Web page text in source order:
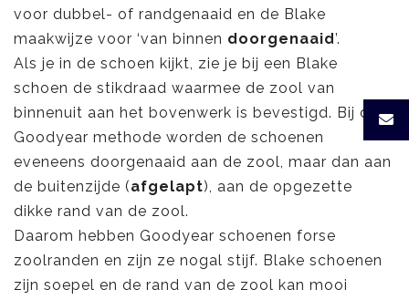
voor dubbel- of randgenaaid en de Blake
maakwijze voor ‘van binnen doorgenaaid’.
Als je in de schoen kijkt, zie je bij een Blake
schoen de stikdraad waarmee de zool van
binnenuit aan het bovenwerk is bevestigd. Bij de
Goodyear methode worden de schoenen
eveneens doorgenaaid aan de zool, maar dan aan
de buitenzijde (afgelapt), aan de opgezette
dikke rand van de zool.
Daarom hebben Goodyear schoenen forse
zoolranden en zijn ze nogal stijf. Blake schoenen
zijn soepel en de rand van de zool kan mooi